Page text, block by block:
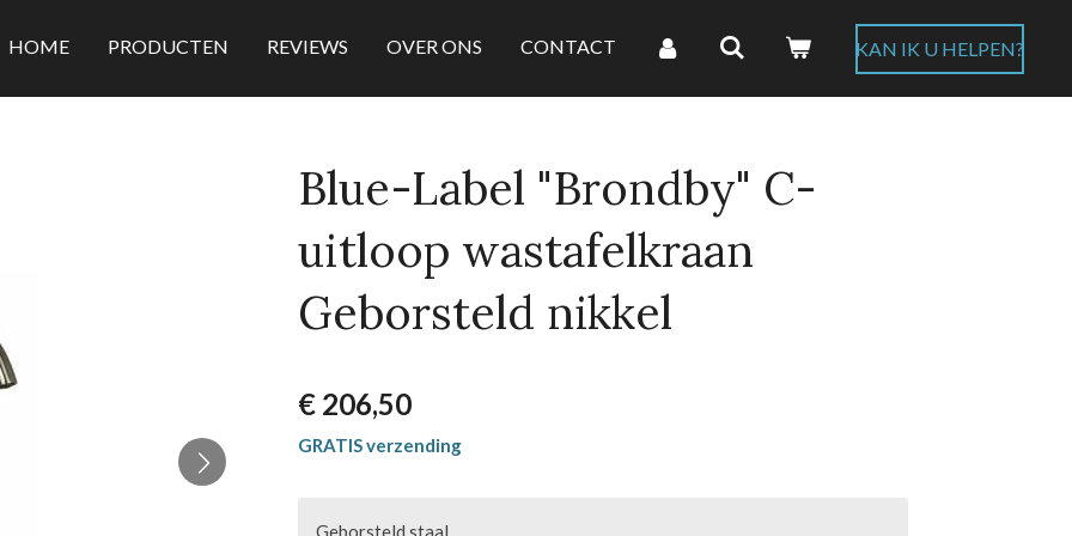
HOME PRODUCTEN REVIEWS OVER ONS CONTACT KAN IK U HELPEN?
Blue-Label "Brondby" C-
uitloop wastafelkraan
Geborsteld nikkel
€ 206,50
GRATIS verzending
Geborsteld staal